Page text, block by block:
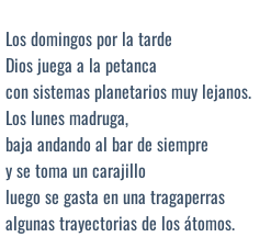
Los domingos por la tarde
Dios juega a la petanca
con sistemas planetarios muy lejanos.
Los lunes madruga,
baja andando al bar de siempre
y se toma un carajillo
luego se gasta en una tragaperras
algunas trayectorias de los átomos.